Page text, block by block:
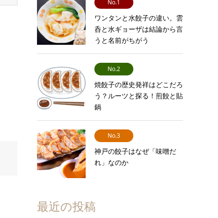
No.1
ワンタンと水餃子の違い。雲
呑と水ギョーザは結論から言
うと名前がちがう
No.2
焼餃子の歴史発祥はどこだろ
う？ルーツと探る！煎餃と貼
鍋
No.3
神戸の餃子はなぜ「味噌だ
れ」なのか
最近の投稿